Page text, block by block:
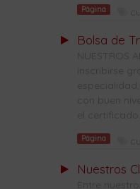
Página
Bolsa de
NUESTROS
inscribirse
con buen
el certificado.
Página
Nuestros
Entre